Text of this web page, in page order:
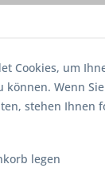
Cookies, um
können. Wenn
stehen Ihnen
legen